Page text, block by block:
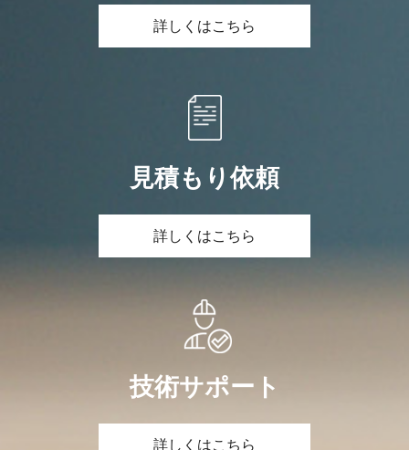
詳しくはこちら
見積もり依頼
詳しくはこちら
技術サポート
詳しくはこちら